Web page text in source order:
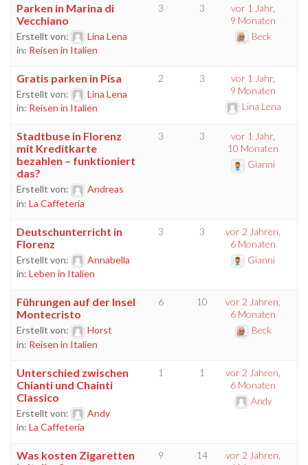
Parken in Marina di
Vecchiano
Erstellt von:
Lina Lena
in: Reisen in Italien
3 3
vor 1 Jahr,
9 Monaten
Beck
Gratis parken in Pisa
Erstellt von:
Lina Lena
in: Reisen in Italien
2 3
vor 1 Jahr,
9 Monaten
Lina Lena
Stadtbuse in Florenz
mit Kreditkarte
bezahlen – funktioniert
das?
Erstellt von:
Andreas
in: La Caffeteria
3 3
vor 1 Jahr,
10 Monaten
Gianni
Deutschunterricht in
Florenz
Erstellt von:
Annabella
in: Leben in Italien
3 3
vor 2 Jahren,
6 Monaten
Gianni
Führungen auf der Insel
Montecristo
Erstellt von:
Horst
in: Reisen in Italien
6 10
vor 2 Jahren,
6 Monaten
Beck
Unterschied zwischen
Chianti und Chainti
Classico
Erstellt von:
Andy
in: La Caffeteria
1 1
vor 2 Jahren,
6 Monaten
Andy
Was kosten Zigaretten
9 14
vor 2 Jahren,